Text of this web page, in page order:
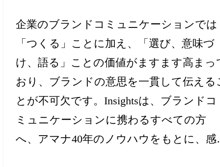
企業のブランドコミュニケーションでは
「つくる」ことに加え、「選び、意味づ
け、語る」ことの価値がますます高まっ
おり、ブランドの意思を一貫して伝える
とが不可欠です。Insightsは、ブランドコ
ミュニケーションに携わるすべての方
へ、アマナ40年のノウハウをもとに、感